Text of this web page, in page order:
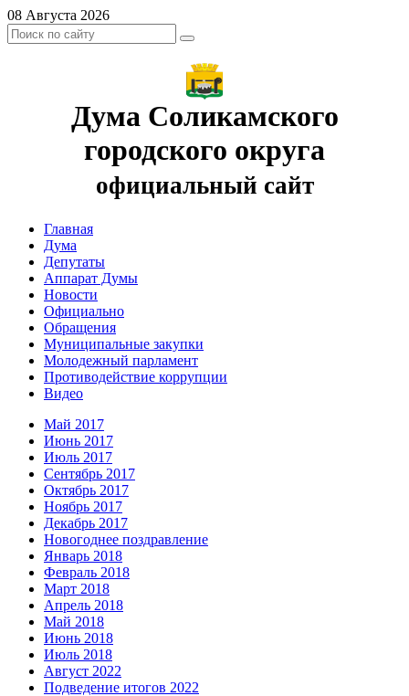
08 Августа 2026
Дума Соликамского
городского округа
официальный сайт
Главная
Дума
Депутаты
Аппарат Думы
Новости
Официально
Обращения
Муниципальные закупки
Молодежный парламент
Противодействие коррупции
Видео
Май 2017
Июнь 2017
Июль 2017
Сентябрь 2017
Октябрь 2017
Ноябрь 2017
Декабрь 2017
Новогоднее поздравление
Январь 2018
Февраль 2018
Март 2018
Апрель 2018
Май 2018
Июнь 2018
Июль 2018
Август 2022
Подведение итогов 2022